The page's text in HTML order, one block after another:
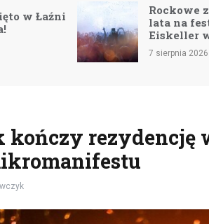
zakończenie
na festiwalu
w Pszczynie!
kończy rezydencję